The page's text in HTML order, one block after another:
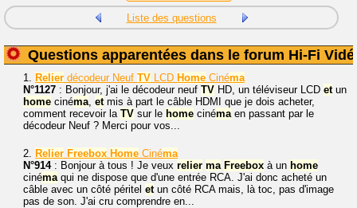
Liste des questions
Questions apparentées dans le forum Hi-Fi
1. Relier décodeur Neuf TV LCD Home Cinéma
N°1127 : Bonjour, j'ai le décodeur neuf TV HD, un téléviseur LCD etun
home cinéma, etmis à part le câble HDMI que je dois acheter,
comment recevoir la TV sur le home cinémaen passant par le
décodeur Neuf ? Merci pour vos...
2. Relier Freebox Home Cinéma
N°914: Bonjour à tous ! Je veux relier ma Freebox à un home
cinémaqui ne dispose que d'une entrée RCA. J'ai donc acheté un
câble avec un côté péritel etun côté RCA mais, là toc, pas d'image
pas de son. J'ai cru comprendre en...